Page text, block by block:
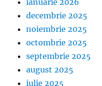
ianuarie 2026
decembrie 2025
noiembrie 2025
octombrie 2025
septembrie 2025
august 2025
iulie 2025